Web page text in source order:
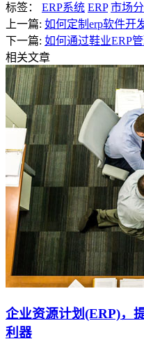
标签： ERP系统 ERP 市场
上一篇: 如何定制erp软件开
下一篇: 如何通过鞋业ERP
相关文章
企业资源计划(ERP)，
利器